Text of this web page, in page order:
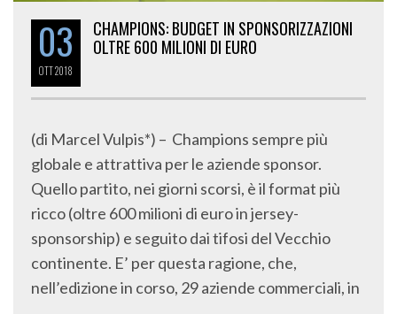
03
OTT2018
CHAMPIONS: BUDGET IN SPONSORIZZAZIONI
OLTRE 600 MILIONI DI EURO
(di Marcel Vulpis*) – Champions sempre più
globale e attrattiva per le aziende sponsor.
Quello partito, nei giorni scorsi, è il format più
ricco (oltre 600 milioni di euro in jersey-
sponsorship) e seguito dai tifosi del Vecchio
continente. E’ per questa ragione, che,
nell’edizione in corso, 29 aziende commerciali, in